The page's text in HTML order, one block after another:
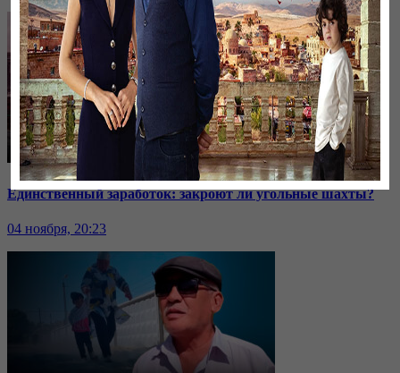
Единственный заработок: закроют ли угольные шахты?
04 ноября, 20:23